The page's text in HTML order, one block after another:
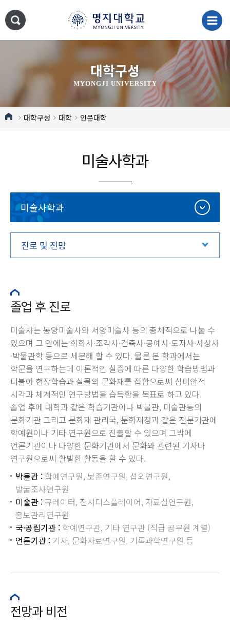
대학구성
MYONGJI UNIVERSITY
대학구성 대학 인문대학
미술사학과
미술사학과
진로 및 전망
졸업 후 진로
미술사는 동양미술사와 서양미술사 등의 총체적으로 나눌 수
있으며 그 안에는 회화사·조각사·건축사·공예사·도자사·사상사
·박물관학 등으로 세분해 할 수 있다. 물론 본 학과에서는
학문을 연구하는데 이론적인 실증에 따른 다양한 학습방법과
더불어 현장학습과 실물의 문화재를 접함으로써 심미안적
시각과 체계적인 연구방법을 습득함을 목표로 하고 있다.
졸업 후에 대학과 같은 학습기관이나 박물관, 미술관등의
문화기관 그리고 문화재 관리국, 문화재청과 같은 전문기관에
학예원이나 기타 연구원으로 진출할 수 있으며 그밖에
언론기관이나 다양한 문화기관에서 문화와 관련된 기자나
연구원으로써 활발한 활동을 할 수 있다.
박물관 : 학예연구원, 보존연구원, 섭외연구원,
발굴조사연구원
미술관 :큐레이터, 전시디스플레이어, 자료실연구원,
홍보관리연구원
국·공립기관 : 학예연구관, 기타 연구관 (직급 공무원 계열)
언론기관 : 기자, 문화자료연구원, 기록과학연구원 등
전망과 비전